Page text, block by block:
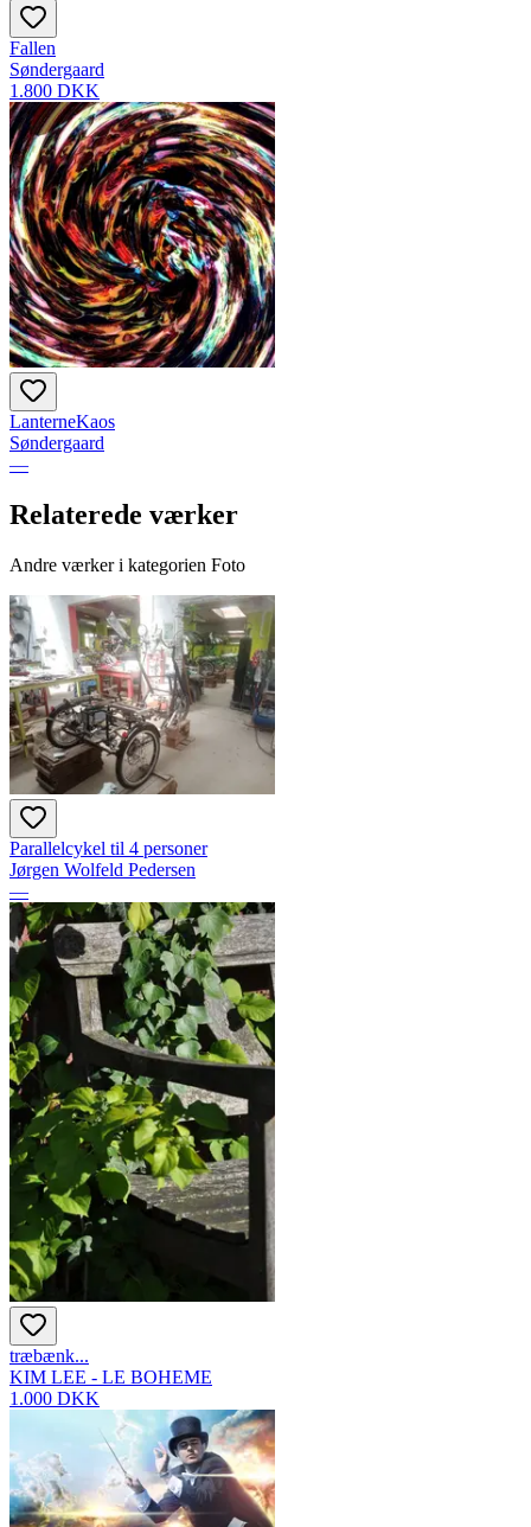
Fallen
Søndergaard
1.800 DKK
LanterneKaos
Søndergaard
—
Relaterede værker
Andre værker i kategorien Foto
Parallelcykel til 4 personer
Jørgen Wolfeld Pedersen
—
træbænk...
KIM LEE - LE BOHEME
1.000 DKK